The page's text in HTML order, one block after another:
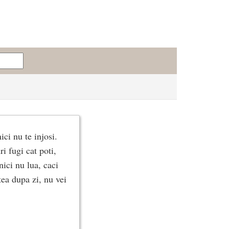
nu te injosi.
fugi cat poti,
nu lua, caci
dupa zi, nu vei